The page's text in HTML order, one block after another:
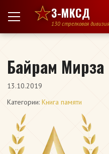
Перейти к содержимому
3-МКСД
130 стрелковая
Байрам Мирза
13.10.2019
Категории: Книга памяти